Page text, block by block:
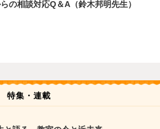
の相談対応Q＆A（鈴木邦明先生）
特集・連載